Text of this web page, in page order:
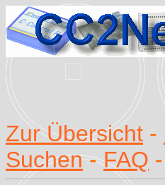
Zur Übersicht -
Suchen - FAQ -